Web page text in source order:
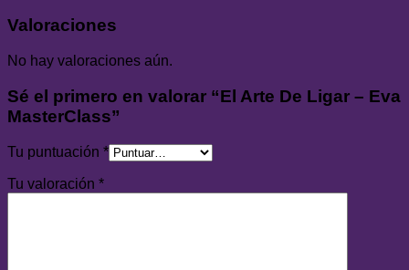
Valoraciones
No hay valoraciones aún.
Sé el primero en valorar “El Arte De Ligar – Eva
MasterClass”
Tu puntuación *
Tu valoración *